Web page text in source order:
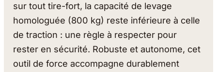
sur tout tire-fort, la capacité de levage
homologuée (800 kg) reste inférieure à celle
de traction : une règle à respecter pour
rester en sécurité. Robuste et autonome, cet
outil de force accompagne durablement